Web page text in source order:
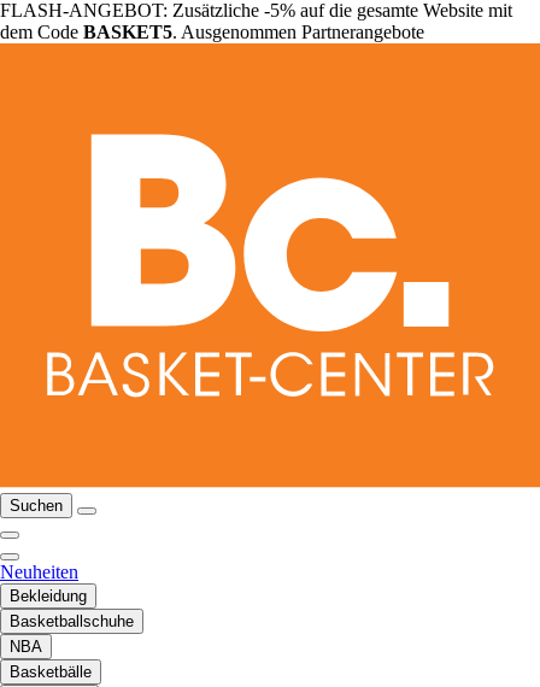
FLASH-ANGEBOT: Zusätzliche -5% auf die gesamte Website mit
dem Code BASKET5. Ausgenommen Partnerangebote
Suchen
Neuheiten
Bekleidung
Basketballschuhe
NBA
Basketbälle